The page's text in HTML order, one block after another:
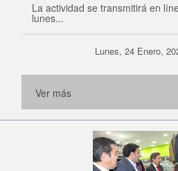
La actividad se transmitirá en
lunes...
Lunes, 24 Enero,
Ver más